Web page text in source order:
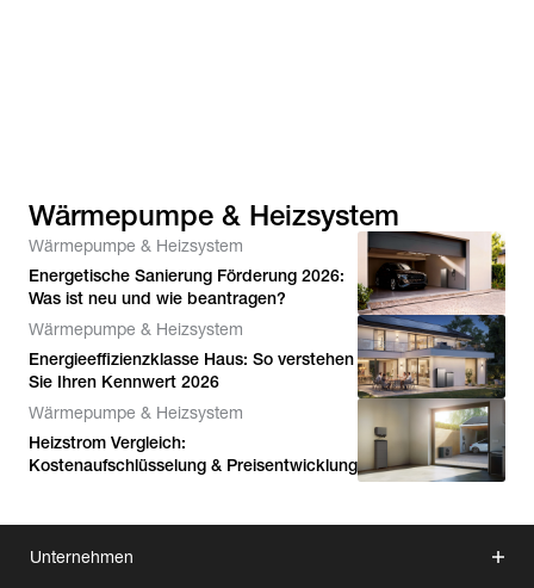
Wärmepumpe & Heizsystem
Wärmepumpe & Heizsystem
Energetische Sanierung Förderung 2026:
Was ist neu und wie beantragen?
Wärmepumpe & Heizsystem
Energieeffizienzklasse Haus: So verstehen
Sie Ihren Kennwert 2026
Wärmepumpe & Heizsystem
Heizstrom Vergleich:
Kostenaufschlüsselung & Preisentwicklung
Unternehmen